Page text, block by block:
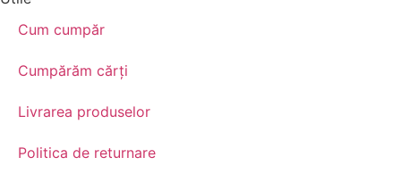
Cum cumpăr
Cumpărăm cărţi
Livrarea produselor
Politica de returnare